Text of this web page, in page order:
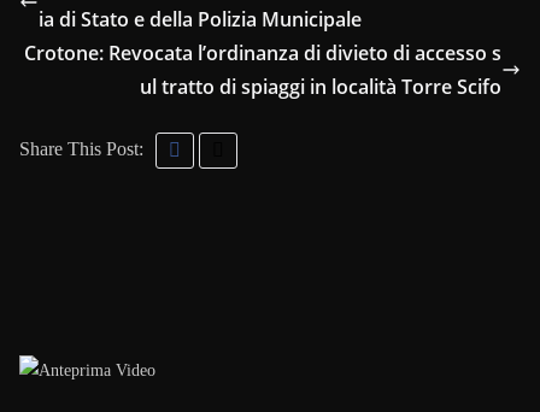
ia di Stato e della Polizia Municipale
Crotone: Revocata l’ordinanza di divieto di accesso s
ul tratto di spiaggi in località Torre Scifo
Share This Post: